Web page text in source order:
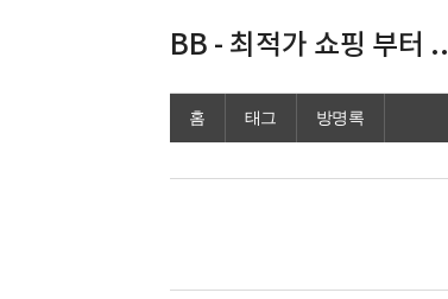
BB - 최적가 쇼핑 부터 ..
홈 태그 방명록